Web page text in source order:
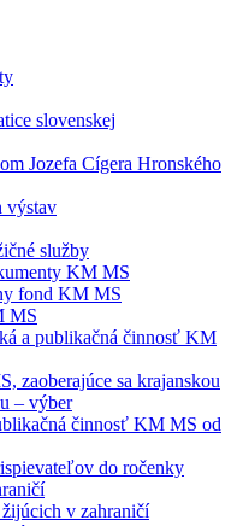
slovenskej
Jozefa Cígera Hronského
výstav
služby
KM MS
fond KM MS
MS
a publikačná činnosť KM
zaoberajúce sa krajanskou
– výber
činnosť KM MS od
do ročenky
v zahraničí